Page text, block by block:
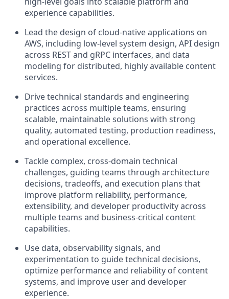
experience capabilities.
Lead the design of cloud-native applications on
AWS, including low-level system design, API design
across REST and gRPC interfaces, and data
modeling for distributed, highly available content
services.
Drive technical standards and engineering
practices across multiple teams, ensuring
scalable, maintainable solutions with strong
quality, automated testing, production readiness,
and operational excellence.
Tackle complex, cross-domain technical
challenges, guiding teams through architecture
decisions, tradeoffs, and execution plans that
improve platform reliability, performance,
extensibility, and developer productivity across
multiple teams and business-critical content
capabilities.
Use data, observability signals, and
experimentation to guide technical decisions,
optimize performance and reliability of content
systems, and improve user and developer
experience.